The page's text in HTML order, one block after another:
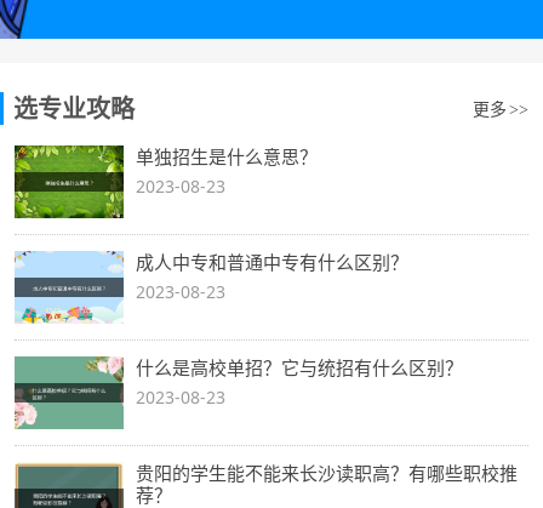
选专业攻略 更多 >>
单独招生是什么意思？
2023-08-23
成人中专和普通中专有什么区别？
2023-08-23
什么是高校单招？它与统招有什么区别？
2023-08-23
贵阳的学生能不能来长沙读职高？有哪些职校推
荐？